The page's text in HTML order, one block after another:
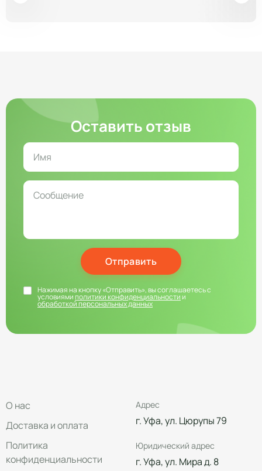
Оставить отзыв
Отправить
Нажимая на кнопку «Отправить», вы соглашаетесь с
условиямиполитики конфиденциальностии
обработкой персональных данных
О нас
Доставка и оплата
Политика
конфиденциальности
Адрес
г. Уфа, ул. Цюрупы 79
Юридический адрес
г. Уфа, ул. Мира д. 8